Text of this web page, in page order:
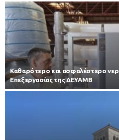
Καθαρότερο και ασφαλέστερο
Επεξεργασίας της ΔΕΥΑΜΒ